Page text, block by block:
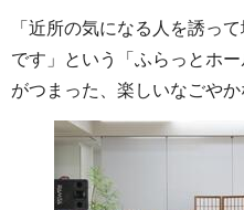
「近所の気になる人を誘っ
です」という「ふらっとホ
がつまった、楽しいなごやか